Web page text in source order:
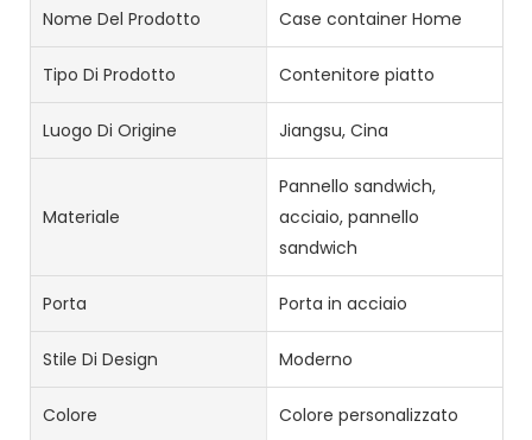
Nome Del Prodotto Case container Home
Tipo Di Prodotto Contenitore piatto
Luogo Di Origine Jiangsu, Cina
Materiale
Pannello sandwich,
acciaio, pannello
sandwich
Porta Porta in acciaio
Stile Di Design Moderno
Colore Colore personalizzato